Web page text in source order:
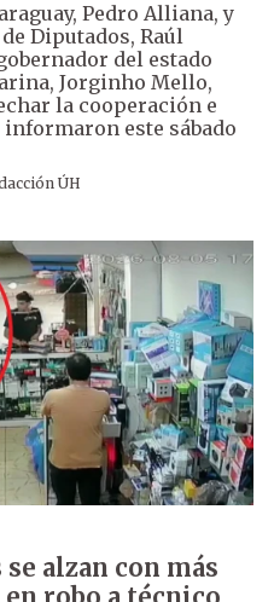
Pedro Alliana, y
Diputados, Raúl
del estado
Jorginho Mello,
la cooperación e
este sábado
ÚH
alzan con más